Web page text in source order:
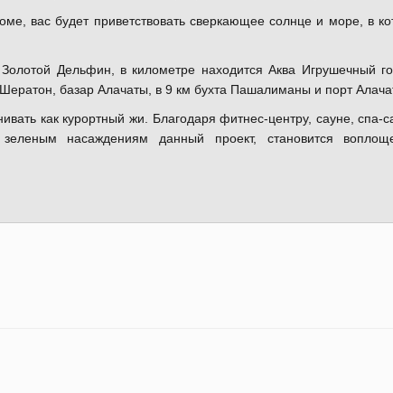
вас будет приветствовать сверкающее солнце и море, в
Дельфин, в километре находится Аква Игрушечный
базар Алачаты, в 9 км бухта Пашалиманы и порт
как курортный жи. Благодаря фитнес-центру, сауне, спа-
насаждениям данный проект, становится